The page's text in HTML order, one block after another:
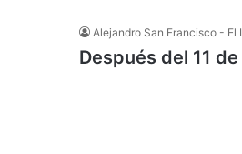
Alejandro San Francisco - El
Después del 11